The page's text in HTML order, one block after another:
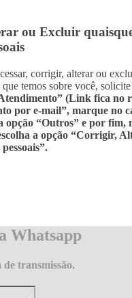
ou Excluir
corrigir, alterar ou
temos sobre você, solicite
(Link fica no
por e-mail”, marque no
opção “Outros” e por fim,
a opção “Corrigir,
Whatsapp
transmissão.